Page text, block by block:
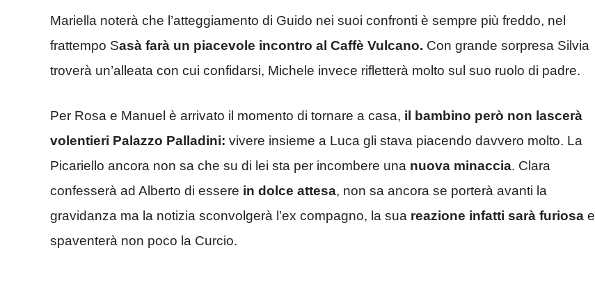
Mariella noterà che l’atteggiamento di Guido nei suoi confronti è sempre più freddo, nel
frattempo Sasà farà un piacevole incontro al Caffè Vulcano. Con grande sorpresa Silvia
troverà un’alleata con cui confidarsi, Michele invece rifletterà molto sul suo ruolo di padre.
Per Rosa e Manuel è arrivato il momento di tornare a casa, il bambino però non lascerà
volentieri Palazzo Palladini: vivere insieme a Luca gli stava piacendo davvero molto. La
Picariello ancora non sa che su di lei sta per incombere una nuova minaccia. Clara
confesserà ad Alberto di essere in dolce attesa, non sa ancora se porterà avanti la
gravidanza ma la notizia sconvolgerà l’ex compagno, la sua reazione infatti sarà furiosa e
spaventerà non poco la Curcio.